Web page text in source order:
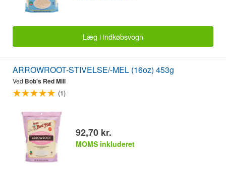
Læg i indkøbsvogn
ARROWROOT-STIVELSE/-MEL (16oz) 453g
Ved Bob's Red Mill
(1)
92,70 kr.
MOMS inkluderet